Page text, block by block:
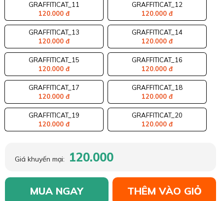
GRAFFITICAT_11
120.000 đ
GRAFFITICAT_12
120.000 đ
GRAFFITICAT_13
120.000 đ
GRAFFITICAT_14
120.000 đ
GRAFFITICAT_15
120.000 đ
GRAFFITICAT_16
120.000 đ
GRAFFITICAT_17
120.000 đ
GRAFFITICAT_18
120.000 đ
GRAFFITICAT_19
120.000 đ
GRAFFITICAT_20
120.000 đ
Giá khuyến mại: 120.000
MUA NGAY THÊM VÀO GIỎ